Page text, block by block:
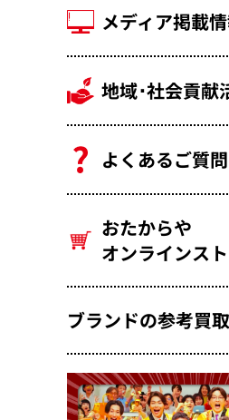
メディア掲載
地域･社会貢献
よくあるご質問
おたからや
オンラインス
ブランドの参考買